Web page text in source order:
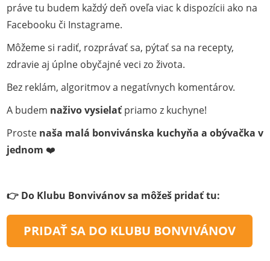
práve tu budem každý deň oveľa viac k dispozícii ako na
Facebooku či Instagrame.
Môžeme si radiť, rozprávať sa, pýtať sa na recepty,
zdravie aj úplne obyčajné veci zo života.
Bez reklám, algoritmov a negatívnych komentárov.
A budem naživo vysielaťpriamo z kuchyne!
Proste naša malá bonvivánska kuchyňa a obývačka v
jednom ❤️
👉 Do Klubu Bonvivánov sa môžeš pridať tu:
PRIDAŤ SA DO KLUBU BONVIVÁNOV